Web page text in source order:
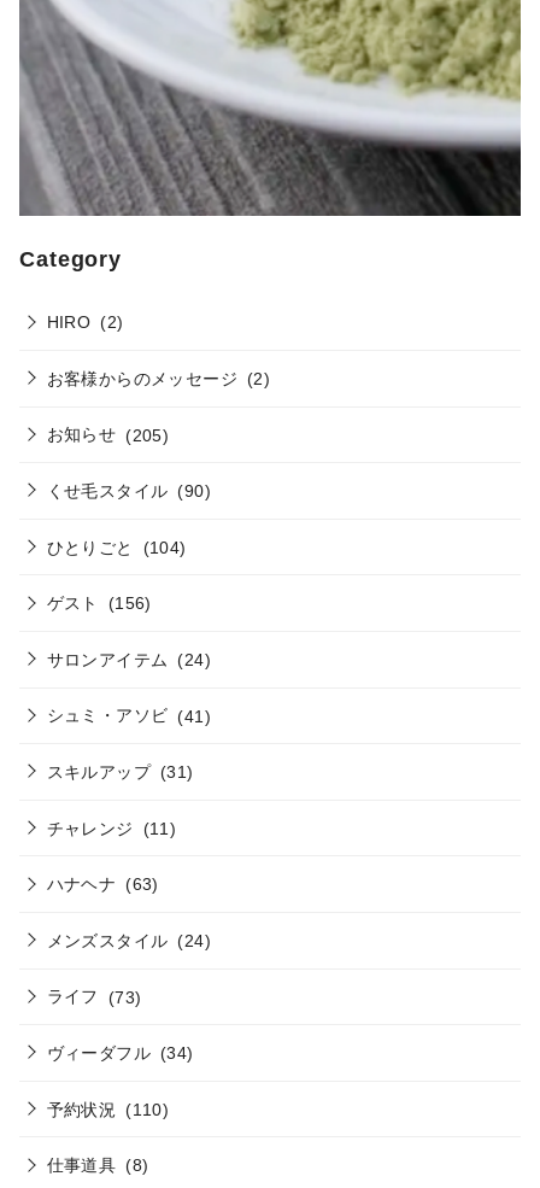
Category
HIRO (2)
お客様からのメッセージ (2)
お知らせ (205)
くせ毛スタイル (90)
ひとりごと (104)
ゲスト (156)
サロンアイテム (24)
シュミ・アソビ (41)
スキルアップ (31)
チャレンジ (11)
ハナヘナ (63)
メンズスタイル (24)
ライフ (73)
ヴィーダフル (34)
予約状況 (110)
仕事道具 (8)